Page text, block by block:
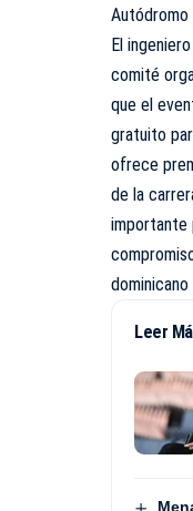
Autódromo
El
comité
que el
gratuito
ofrece
de la
importante
dominicano
Leer